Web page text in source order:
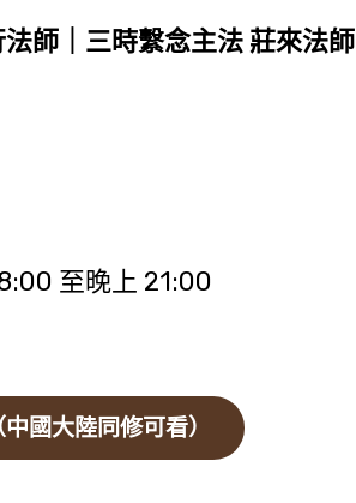
師｜三時繫念主法 莊來法師
至晚上 21:00
國大陸同修可看）